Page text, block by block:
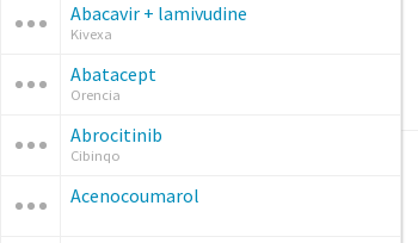
Abacavir + lamivudine
Kivexa
Abatacept
Orencia
Abrocitinib
Cibinqo
Acenocoumarol